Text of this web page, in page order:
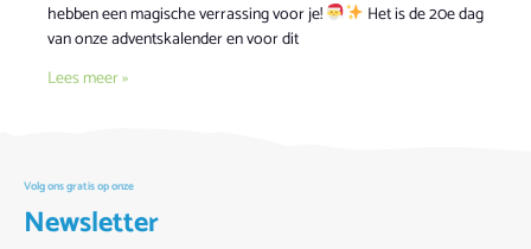
hebben een magische verrassing voor je!
Het is de 20e dag
van onze adventskalender en voor dit
Lees meer »
Volg ons gratis op onze
Newsletter